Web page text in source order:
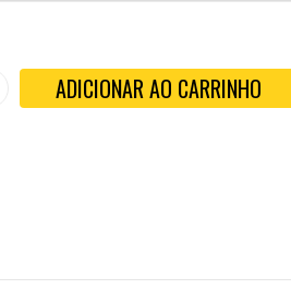
ADICIONAR AO CARRINHO